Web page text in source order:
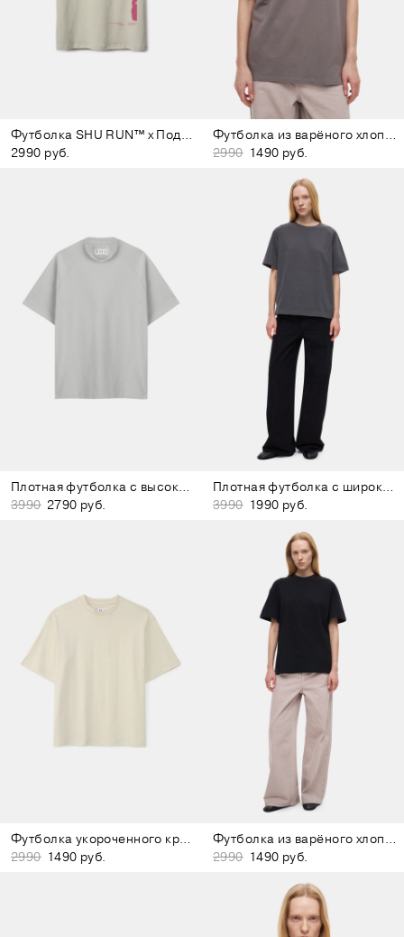
Футболка SHU RUN™ x Подписные издания светло-зелёная
2990 руб.
Футболка из варёного хлопка тёмно-серая
2990 1490 руб.
Плотная футболка с высоким воротом серая
3990 2790 руб.
Плотная футболка с широким воротом тёмно-серая
3990 1990 руб.
Футболка укороченного кроя молочная
2990 1490 руб.
Футболка из варёного хлопка чёрная
2990 1490 руб.